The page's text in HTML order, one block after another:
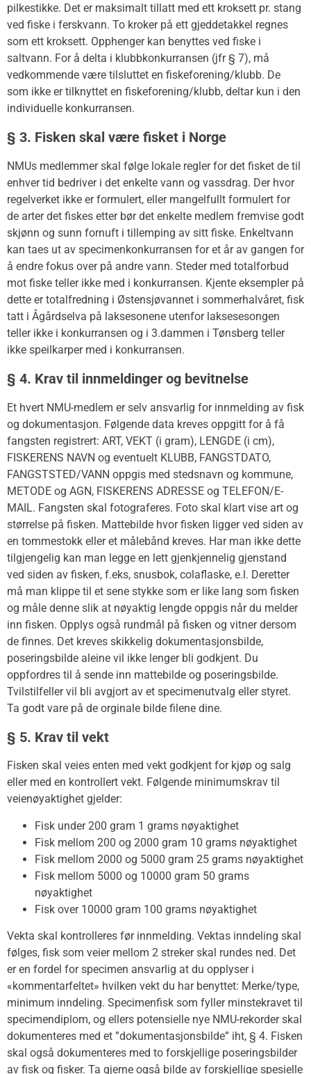
pilkestikke. Det er maksimalt tillatt med ett kroksett pr. stang
ved fiske i ferskvann. To kroker på ett gjeddetakkel regnes
som ett kroksett. Opphenger kan benyttes ved fiske i
saltvann. For å delta i klubbkonkurransen (jfr § 7), må
vedkommende være tilsluttet en fiskeforening/klubb. De
som ikke er tilknyttet en fiskeforening/klubb, deltar kun i den
individuelle konkurransen.
§ 3. Fisken skal være fisket i Norge
NMUs medlemmer skal følge lokale regler for det fisket de til
enhver tid bedriver i det enkelte vann og vassdrag. Der hvor
regelverket ikke er formulert, eller mangelfullt formulert for
de arter det fiskes etter bør det enkelte medlem fremvise godt
skjønn og sunn fornuft i tillemping av sitt fiske. Enkeltvann
kan taes ut av specimenkonkurransen for et år av gangen for
å endre fokus over på andre vann. Steder med totalforbud
mot fiske teller ikke med i konkurransen. Kjente eksempler på
dette er totalfredning i Østensjøvannet i sommerhalvåret, fisk
tatt i Ågårdselva på laksesonene utenfor laksesesongen
teller ikke i konkurransen og i 3.dammen i Tønsberg teller
ikke speilkarper med i konkurransen.
§ 4. Krav til innmeldinger og bevitnelse
Et hvert NMU-medlem er selv ansvarlig for innmelding av fisk
og dokumentasjon. Følgende data kreves oppgitt for å få
fangsten registrert: ART, VEKT (i gram), LENGDE (i cm),
FISKERENS NAVN og eventuelt KLUBB, FANGSTDATO,
FANGSTSTED/VANN oppgis med stedsnavn og kommune,
METODE og AGN, FISKERENS ADRESSE og TELEFON/E-
MAIL. Fangsten skal fotograferes. Foto skal klart vise art og
størrelse på fisken. Mattebilde hvor fisken ligger ved siden av
en tommestokk eller et målebånd kreves. Har man ikke dette
tilgjengelig kan man legge en lett gjenkjennelig gjenstand
ved siden av fisken, f.eks, snusbok, colaflaske, e.l. Deretter
må man klippe til et sene stykke som er like lang som fisken
og måle denne slik at nøyaktig lengde oppgis når du melder
inn fisken. Opplys også rundmål på fisken og vitner dersom
de finnes. Det kreves skikkelig dokumentasjonsbilde,
poseringsbilde aleine vil ikke lenger bli godkjent. Du
oppfordres til å sende inn mattebilde og poseringsbilde.
Tvilstilfeller vil bli avgjort av et specimenutvalg eller styret.
Ta godt vare på de orginale bilde filene dine.
§ 5. Krav til vekt
Fisken skal veies enten med vekt godkjent for kjøp og salg
eller med en kontrollert vekt. Følgende minimumskrav til
veienøyaktighet gjelder:
Fisk under 200 gram 1 grams nøyaktighet
Fisk mellom 200 og 2000 gram 10 grams nøyaktighet
Fisk mellom 2000 og 5000 gram 25 grams nøyaktighet
Fisk mellom 5000 og 10000 gram 50 grams
nøyaktighet
Fisk over 10000 gram 100 grams nøyaktighet
Vekta skal kontrolleres før innmelding. Vektas inndeling skal
følges, fisk som veier mellom 2 streker skal rundes ned. Det
er en fordel for specimen ansvarlig at du opplyser i
«kommentarfeltet» hvilken vekt du har benyttet: Merke/type,
minimum inndeling. Specimenfisk som fyller minstekravet til
specimendiplom, og ellers potensielle nye NMU-rekorder skal
dokumenteres med et ”dokumentasjonsbilde” iht, § 4. Fisken
skal også dokumenteres med to forskjellige poseringsbilder
av fisk og fisker. Ta gjerne også bilde av forskjellige spesielle